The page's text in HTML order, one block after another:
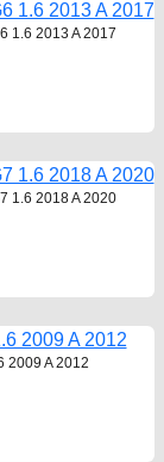
1.6 2013 A 2017
1.6 2018 A 2020
2009 A 2012